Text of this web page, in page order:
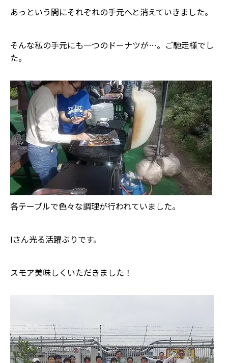
あっという間にそれぞれの手元へと消えていきました。
そんな私の手元にも一つのドーナツが…。ご馳走様でし
た。
各テーブルで色々な調理が行われていました。
Iさん光る活躍ぶりです。
スモア美味しくいただきました！